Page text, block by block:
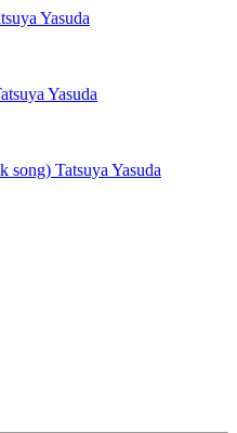
Yasuda
Yasuda
song) Tatsuya Yasuda